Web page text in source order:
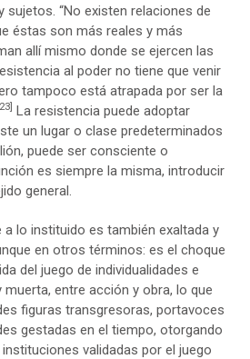
“No existen relaciones de
éstas son más reales y más
allí mismo donde se ejercen las
al poder no tiene que venir
tampoco está atrapada por ser la
[23] La resistencia puede adoptar
un lugar o clase predeterminados
puede ser consciente o
es siempre la misma, introducir
general.
lo instituido es también exaltada y
en otros términos: es el choque
del juego de individualidades e
entre acción y obra, lo que
figuras transgresoras, portavoces
gestadas en el tiempo, otorgando
validadas por el juego